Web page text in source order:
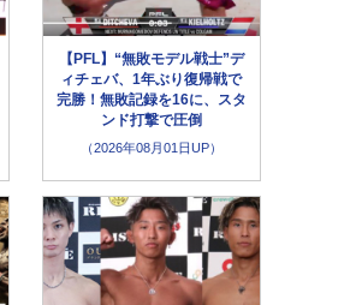
【PFL】“無敗モデル戦士”デ
ィチェバ、1年ぶり復帰戦で
完勝！無敗記録を16に、スタ
ンド打撃で圧倒
（2026年08月01日UP）